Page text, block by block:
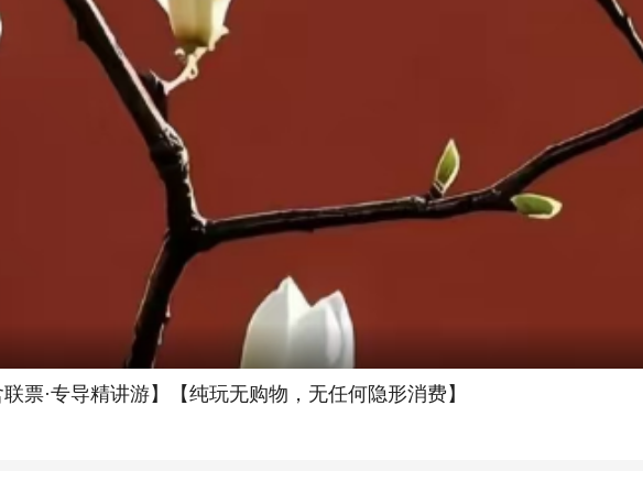
票·专导精讲游】【纯玩无购物，无任何隐形消费】